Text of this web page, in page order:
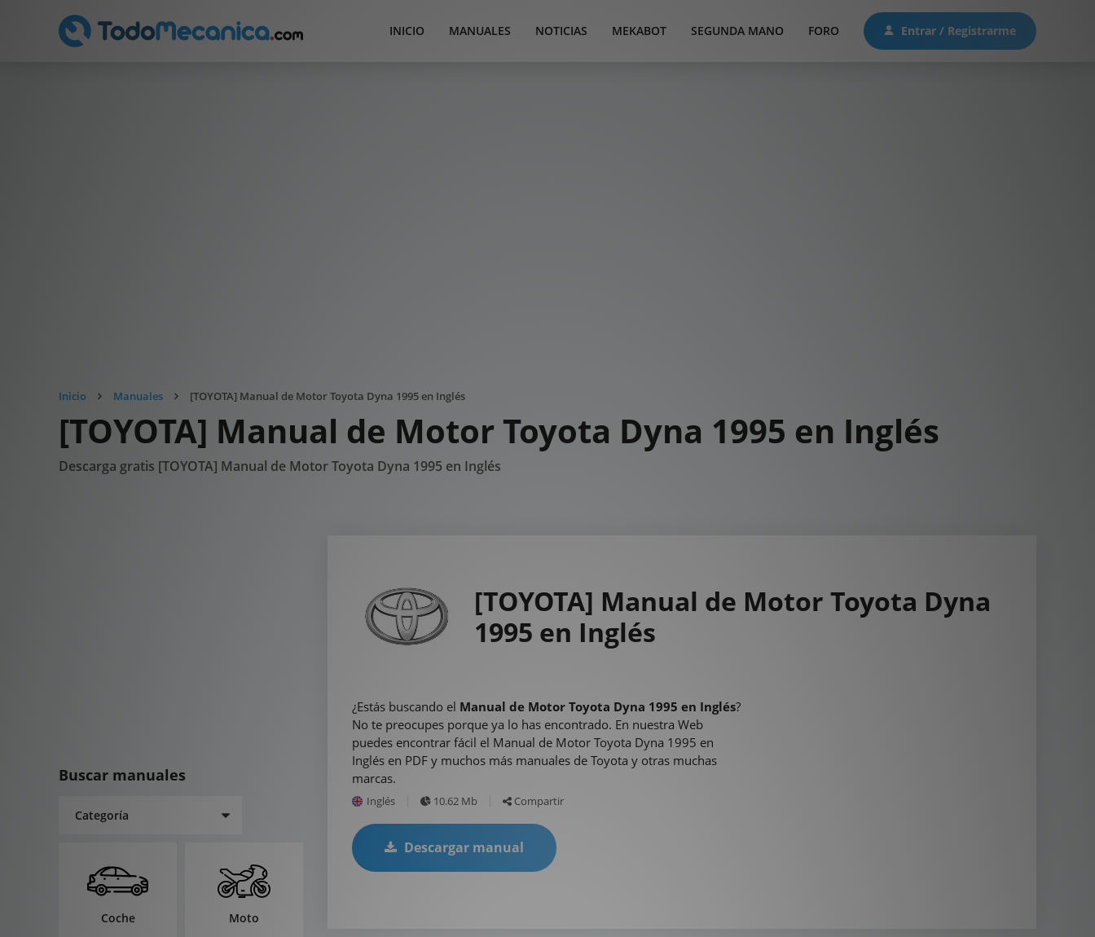
INICIO MANUALES NOTICIAS MEKABOT SEGUNDA MANO FORO Entrar / Registrarme
Inicio Manuales [TOYOTA] Manual de Motor Toyota Dyna 1995 en Inglés
[TOYOTA] Manual de Motor Toyota Dyna 1995 en Inglés
Descarga gratis [TOYOTA] Manual de Motor Toyota Dyna 1995 en Inglés
Buscar manuales
Coche Moto
[TOYOTA] Manual de Motor Toyota Dyna
1995 en Inglés
¿Estás buscando el Manual de Motor Toyota Dyna 1995 en Inglés?
No te preocupes porque ya lo has encontrado. En nuestra Web
puedes encontrar fácil el Manual de Motor Toyota Dyna 1995 en
Inglés en PDF y muchos más manuales de Toyota y otras muchas
marcas.
Inglés 10.62 Mb Compartir
Descargar manual